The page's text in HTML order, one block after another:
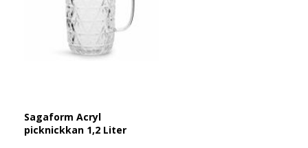
Sagaform Acryl
picknickkan 1,2 Liter